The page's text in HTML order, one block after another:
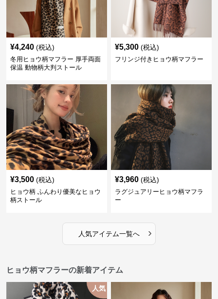
¥4,240 (税込)
冬用ヒョウ柄マフラー 厚手両面
保温 動物柄大判ストール
¥5,300 (税込)
フリンジ付きヒョウ柄マフラー
¥3,500 (税込)
ヒョウ柄 ふんわり優美なヒョウ
柄ストール
¥3,960 (税込)
ラグジュアリーヒョウ柄マフラ
ー
人気アイテム一覧へ ›
ヒョウ柄マフラーの新着アイテム
人気